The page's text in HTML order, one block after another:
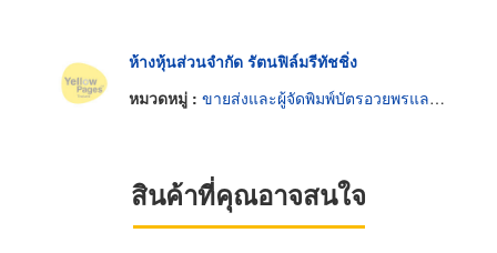
ห้างหุ้นส่วนจำกัด รัตนฟิล์มรีทัชชิ่ง
หมวดหมู่ : ขายส่งและผู้จัดพิมพ์บัตรอวยพรและโปสการ์ด
สินค้าที่คุณอาจสนใจ